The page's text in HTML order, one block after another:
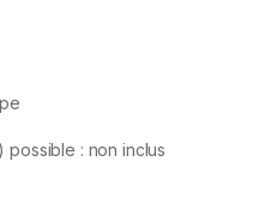
: non inclus